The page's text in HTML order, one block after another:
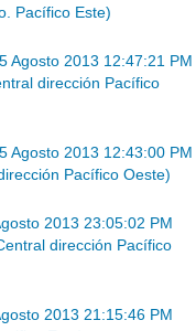
Pacífico Este)
Agosto 2013 12:47:21 PM
dirección Pacífico
Agosto 2013 12:43:00 PM
Pacífico Oeste)
2013 23:05:02 PM
dirección Pacífico
2013 21:15:46 PM